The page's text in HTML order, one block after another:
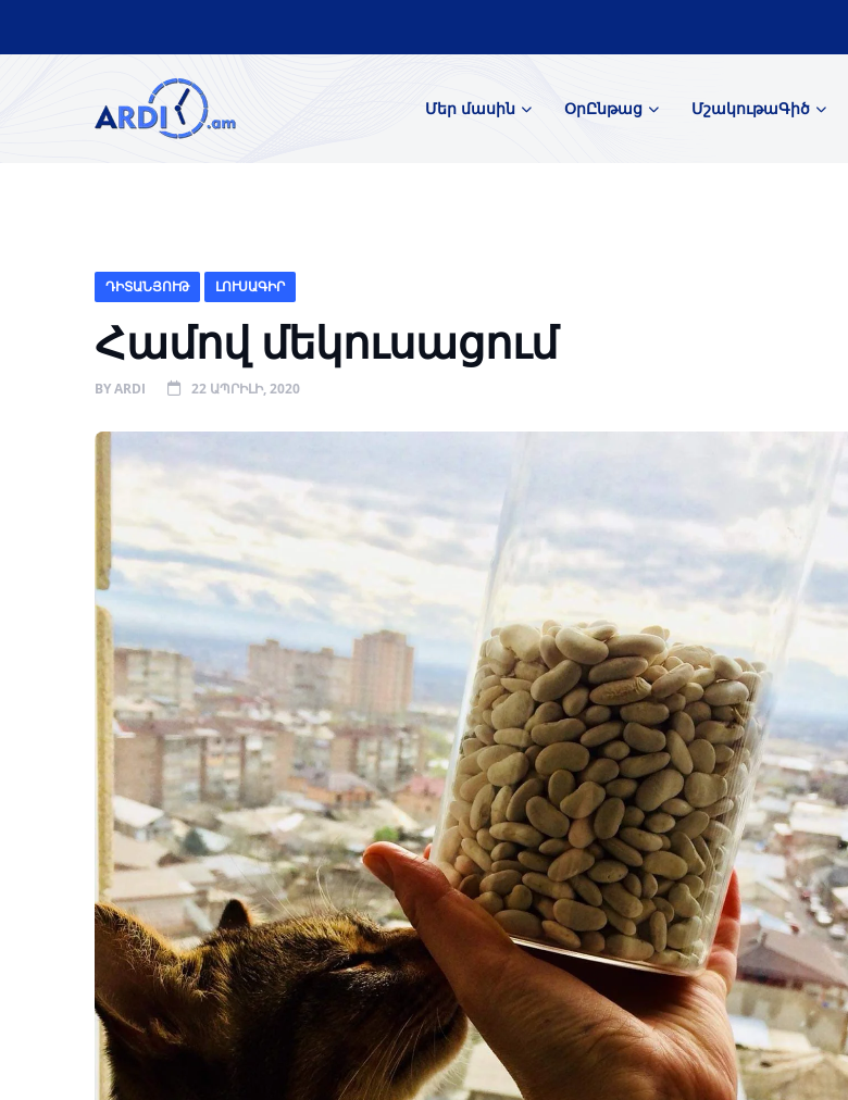
Մեր մասին ՕրԸնթաց ՄշակութաԳիծ
ԴԻՏԱՆՅՈՒԹ ԼՈՒՍԱԳԻՐ
Համով մեկուսացում
BYARDI 22 ԱՊՐԻԼԻ, 2020